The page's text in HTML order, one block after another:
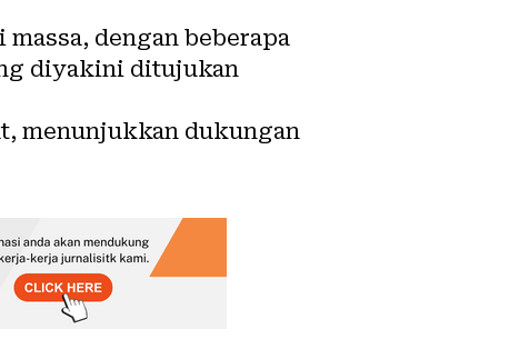
dengan beberapa
diyakini ditujukan
menunjukkan dukungan